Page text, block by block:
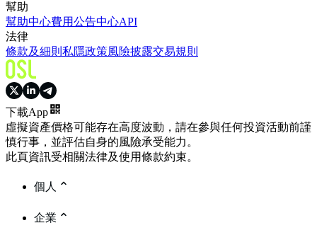
幫助
幫助中心費用公告中心API
法律
條款及細則 私隱政策風險披露交易規則
下載App
虛擬資產價格可能存在高度波動，請在參與任何投資活動前謹
慎行事，並評估自身的風險承受能力。
此頁資訊受相關法律及使用條款約束。
個人
企業